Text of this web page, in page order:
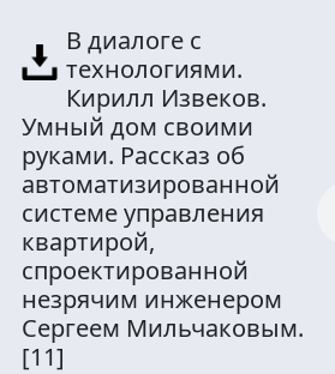
В диалоге с
технологиями.
Кирилл Извеков.
Умный дом своими
руками. Рассказ об
автоматизированной
системе управления
квартирой,
спроектированной
незрячим инженером
Сергеем Мильчаковым.
[11]